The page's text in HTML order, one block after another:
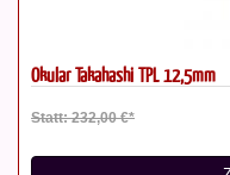
Okular Takahashi TPL 12,5mm
Statt: 232,00 €*